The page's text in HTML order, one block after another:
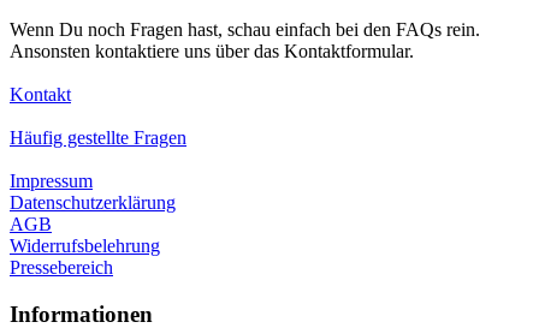
Wenn Du noch Fragen hast, schau einfach bei den FAQs rein.
Ansonsten kontaktiere uns über das Kontaktformular.
Kontakt
Häufig gestellte Fragen
Impressum
Datenschutzerklärung
AGB
Widerrufsbelehrung
Pressebereich
Informationen